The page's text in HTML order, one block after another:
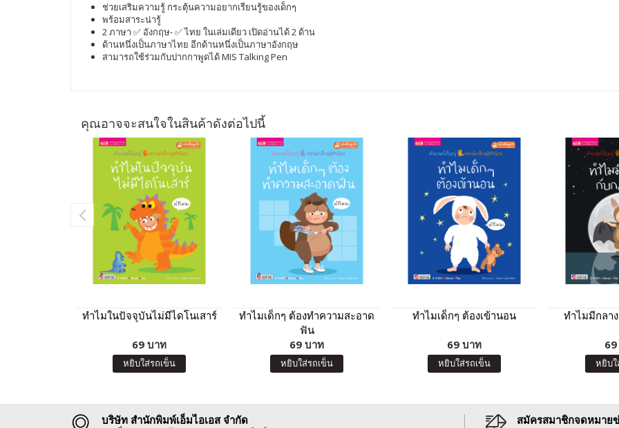
ช่วยเสริมความรู้ กระตุ้นความอยากเรียนรู้ของเด็กๆ
พร้อมสาระน่ารู้
2 ภาษา ✅ อังกฤษ- ✅ ไทย ในเล่มเดียว เปิดอ่านได้ 2 ด้าน
ด้านหนึ่งเป็นภาษาไทย อีกด้านหนึ่งเป็นภาษาอังกฤษ
สามารถใช้ร่วมกับปากกาพูดได้ MIS Talking Pen
คุณอาจจะสนใจในสินค้าดังต่อไปนี้
ทำไมในปัจจุบันไม่มีไดโนเสาร์
69 บาท
หยิบใส่รถเข็น
ทำไมเด็กๆ ต้องทำความสะอาด
ฟัน
69 บาท
หยิบใส่รถเข็น
ทำไมเด็กๆ ต้องเข้านอน
69 บาท
หยิบใส่รถเข็น
ทำไมมีกลา
หยิบใ
บริษัท สำนักพิมพ์เอ็มไอเอส จำกัด สมัครสมาชิกจดหมาย